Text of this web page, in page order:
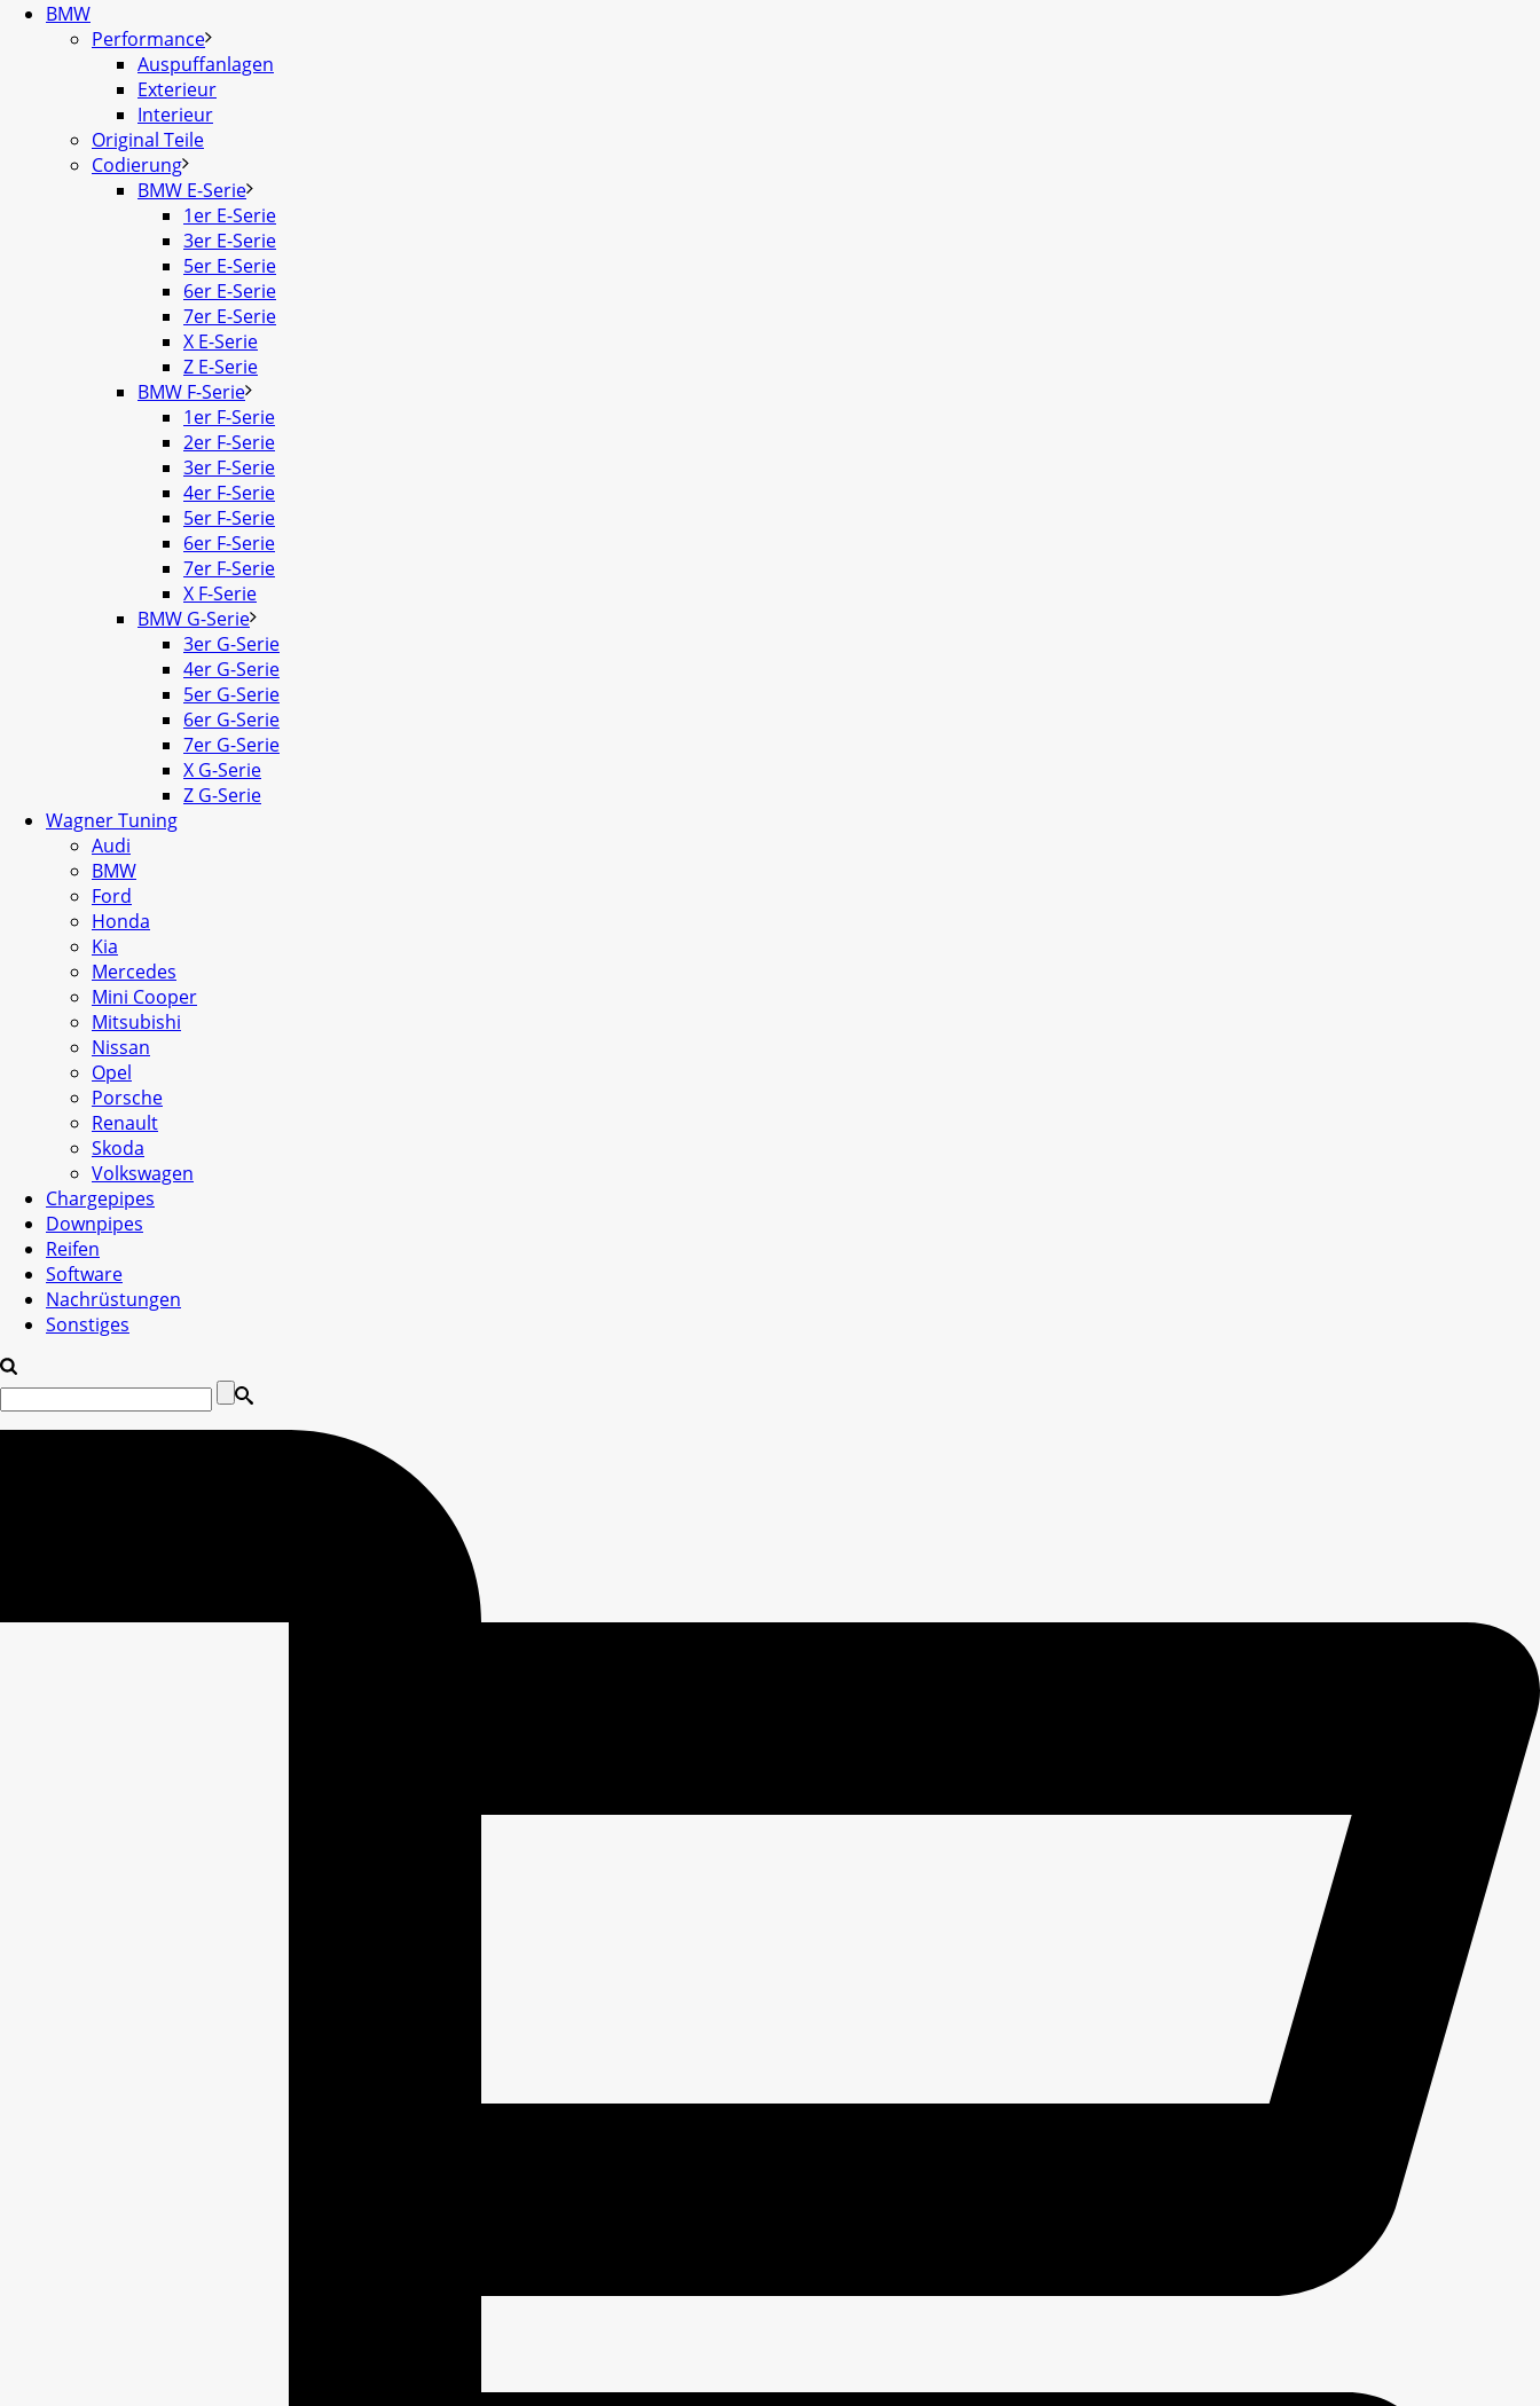
BMW
Performance
Auspuffanlagen
Exterieur
Interieur
Original Teile
Codierung
BMW E-Serie
1er E-Serie
3er E-Serie
5er E-Serie
6er E-Serie
7er E-Serie
X E-Serie
Z E-Serie
BMW F-Serie
1er F-Serie
2er F-Serie
3er F-Serie
4er F-Serie
5er F-Serie
6er F-Serie
7er F-Serie
X F-Serie
BMW G-Serie
3er G-Serie
4er G-Serie
5er G-Serie
6er G-Serie
7er G-Serie
X G-Serie
Z G-Serie
Wagner Tuning
Audi
BMW
Ford
Honda
Kia
Mercedes
Mini Cooper
Mitsubishi
Nissan
Opel
Porsche
Renault
Skoda
Volkswagen
Chargepipes
Downpipes
Reifen
Software
Nachrüstungen
Sonstiges